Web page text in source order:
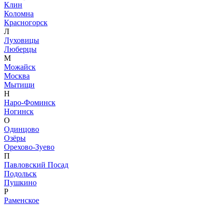
Клин
Коломна
Красногорск
Л
Луховицы
Люберцы
М
Можайск
Москва
Мытищи
Н
Наро-Фоминск
Ногинск
О
Одинцово
Озёры
Орехово-Зуево
П
Павловский Посад
Подольск
Пушкино
Р
Раменское